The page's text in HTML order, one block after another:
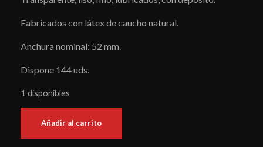
Fabricados con látex de caucho natural.
Anchura nominal: 52 mm.
Dispone 144 uds.
1 disponibles
Añadir al carrito